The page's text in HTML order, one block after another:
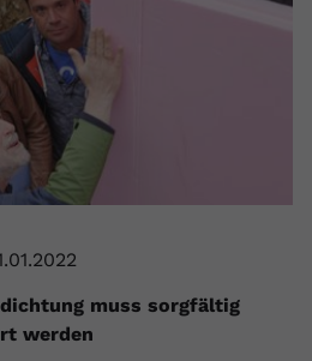
muss sorgfältig
werden